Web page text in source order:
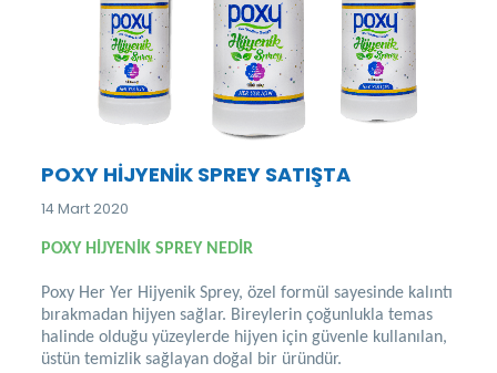
POXY HİJYENİK SPREY SATIŞTA
14 Mart 2020
POXY HİJYENİK SPREY NEDİR
Poxy Her Yer Hijyenik Sprey, özel formül sayesinde kalıntı
bırakmadan hijyen sağlar. Bireylerin çoğunlukla temas
halinde olduğu yüzeylerde hijyen için güvenle kullanılan,
üstün temizlik sağlayan doğal bir üründür.